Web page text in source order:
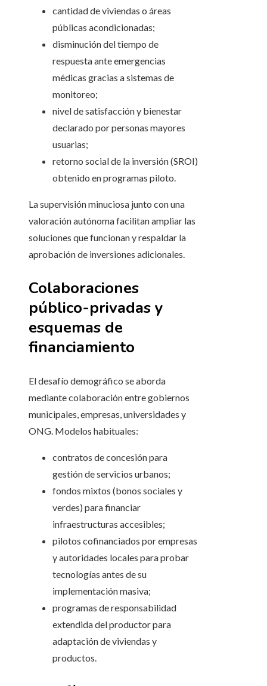
cantidad de viviendas o áreas
públicas acondicionadas;
disminución del tiempo de
respuesta ante emergencias
médicas gracias a sistemas de
monitoreo;
nivel de satisfacción y bienestar
declarado por personas mayores
usuarias;
retorno social de la inversión (SROI)
obtenido en programas piloto.
La supervisión minuciosa junto con una
valoración autónoma facilitan ampliar las
soluciones que funcionan y respaldar la
aprobación de inversiones adicionales.
Colaboraciones
público-privadas y
esquemas de
financiamiento
El desafío demográfico se aborda
mediante colaboración entre gobiernos
municipales, empresas, universidades y
ONG. Modelos habituales:
contratos de concesión para
gestión de servicios urbanos;
fondos mixtos (bonos sociales y
verdes) para financiar
infraestructuras accesibles;
pilotos cofinanciados por empresas
y autoridades locales para probar
tecnologías antes de su
implementación masiva;
programas de responsabilidad
extendida del productor para
adaptación de viviendas y
productos.